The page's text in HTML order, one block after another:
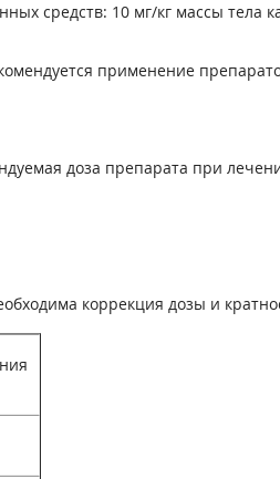
средств: 10 мг/кг массы тела
применение
доза препарата при
коррекция дозы и